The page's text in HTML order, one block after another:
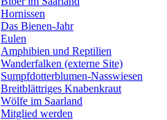
Hornissen
Das Bienen-Jahr
Eulen
Amphibien und Reptilien
Wanderfalken (externe Site)
Sumpfdotterblumen-Nasswiesen
Breitblättriges Knabenkraut
Wölfe im Saarland
Mitglied werden